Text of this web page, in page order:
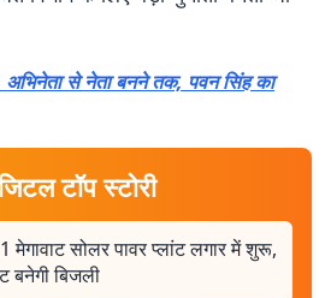
से नेता बनने तक, पवन सिंह का
टॉप स्टोरी
मेगावाट सोलर पावर प्लांट लगार में शुरू,
बनेगी बिजली